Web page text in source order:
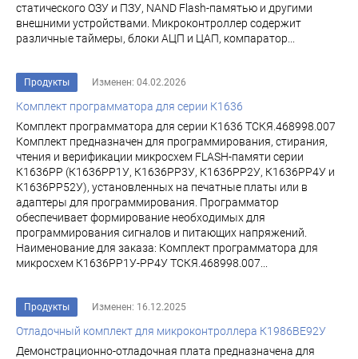
статического ОЗУ и ПЗУ, NAND Flash-памятью и другими
внешними устройствами. Микроконтроллер содержит
различные таймеры, блоки АЦП и ЦАП, компаратор...
Продукты Изменен: 04.02.2026
Комплект программатора для серии К1636
Комплект программатора для серии К1636 ТСКЯ.468998.007
Комплект предназначен для программирования, стирания,
чтения и верификации микросхем FLASH-памяти серии
К1636РР (К1636РР1У, К1636РР3У, К1636РР2У, К1636РР4У и
К1636РР52У), установленных на печатные платы или в
адаптеры для программирования. Программатор
обеспечивает формирование необходимых для
программирования сигналов и питающих напряжений.
Наименование для заказа: Комплект программатора для
микросхем К1636РР1У-РР4У ТСКЯ.468998.007...
Продукты Изменен: 16.12.2025
Отладочный комплект для микроконтроллера К1986ВЕ92У
Демонстрационно-отладочная плата предназначена для